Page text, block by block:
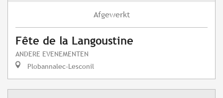
Afgewerkt
Fête de la Langoustine
ANDERE EVENEMENTEN
Plobannalec-Lesconil